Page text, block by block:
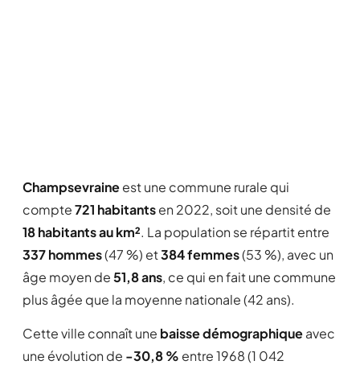
Champsevraineest une commune rurale qui
compte721 habitantsen 2022, soit une densité de
18 habitants au km². La population se répartit entre
337 hommes(47 %) et384 femmes(53 %), avec un
âge moyen de51,8 ans, ce qui en fait une commune
plus âgée que la moyenne nationale (42 ans).
Cette ville connaît une baisse démographiqueavec
une évolution de -30,8 % entre 1968 (1 042